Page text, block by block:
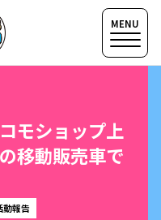
モショップ上
移動販売車で
動報告